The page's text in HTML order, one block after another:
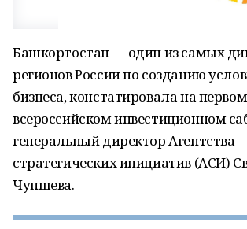
Башкортостан — один из самых
регионов России по созданию
бизнеса, констатировала на первом
всероссийском инвестиционном
генеральный директор Агентства
стратегических инициатив (АСИ)
Чупшева.